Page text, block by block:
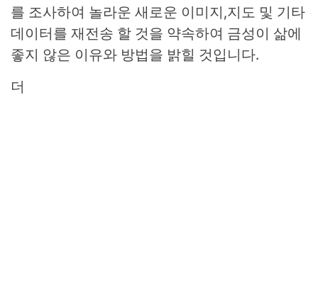
를 조사하여 놀라운 새로운 이미지,지도 및 기타
데이터를 재전송 할 것을 약속하여 금성이 삶에
좋지 않은 이유와 방법을 밝힐 것입니다.
더